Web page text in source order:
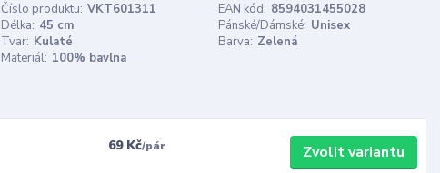
Číslo produktu: VKT601311 EAN kód: 8594031455028
Délka: 45 cm Pánské/Dámské: Unisex
Tvar: Kulaté Barva: Zelená
Materiál: 100% bavlna
69 Kč/pár Zvolit variantu